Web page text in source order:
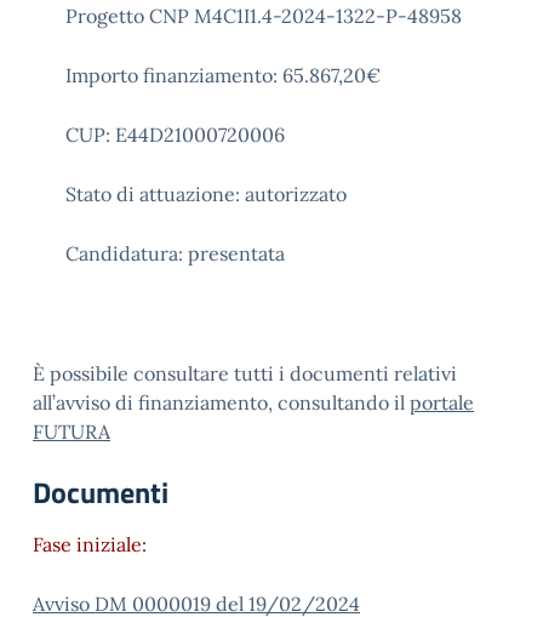
Progetto CNP M4C1I1.4-2024-1322-P-48958
Importo finanziamento: 65.867,20€
CUP: E44D21000720006
Stato di attuazione: autorizzato
Candidatura: presentata
È possibile consultare tutti i documenti relativi
all’avviso di finanziamento, consultando il portale
FUTURA
Documenti
Fase iniziale:
Avviso DM 0000019 del 19/02/2024